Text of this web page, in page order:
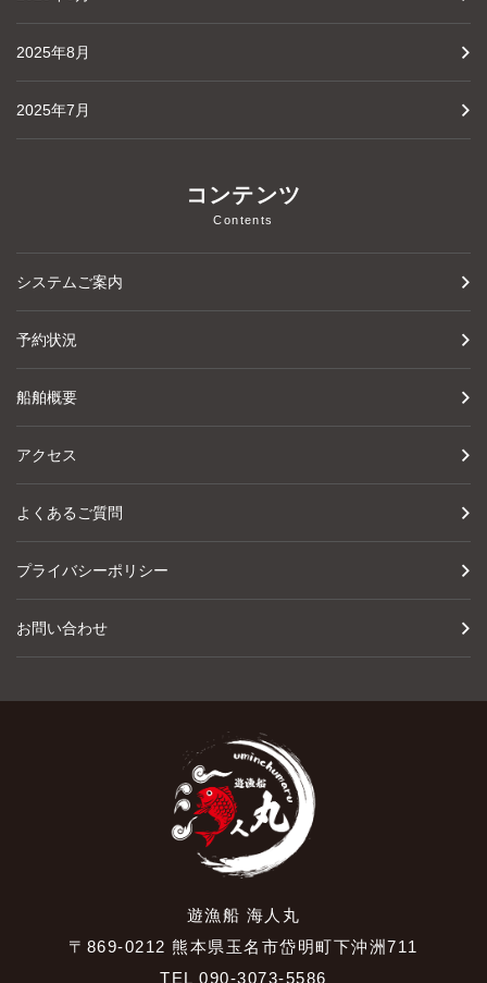
2025年8月
2025年7月
コンテンツ
Contents
システムご案内
予約状況
船舶概要
アクセス
よくあるご質問
プライバシーポリシー
お問い合わせ
遊漁船 海人丸
〒869-0212 熊本県玉名市岱明町下沖洲711
TEL 090-3073-5586